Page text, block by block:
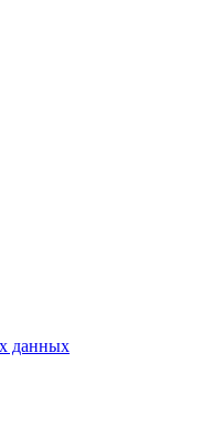
данных